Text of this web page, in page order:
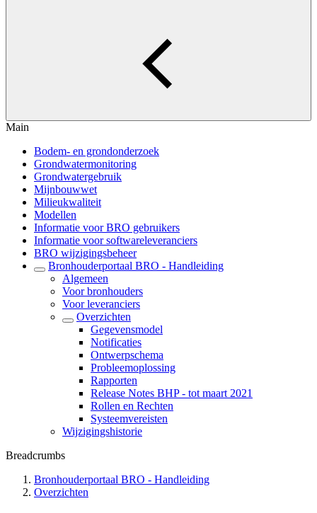
Main
Bodem- en grondonderzoek
Grondwatermonitoring
Grondwatergebruik
Mijnbouwwet
Milieukwaliteit
Modellen
Informatie voor BRO gebruikers
Informatie voor softwareleveranciers
BRO wijzigingsbeheer
Bronhouderportaal BRO - Handleiding
Algemeen
Voor bronhouders
Voor leveranciers
Overzichten
Gegevensmodel
Notificaties
Ontwerpschema
Probleemoplossing
Rapporten
Release Notes BHP - tot maart 2021
Rollen en Rechten
Systeemvereisten
Wijzigingshistorie
Breadcrumbs
Bronhouderportaal BRO - Handleiding
Overzichten